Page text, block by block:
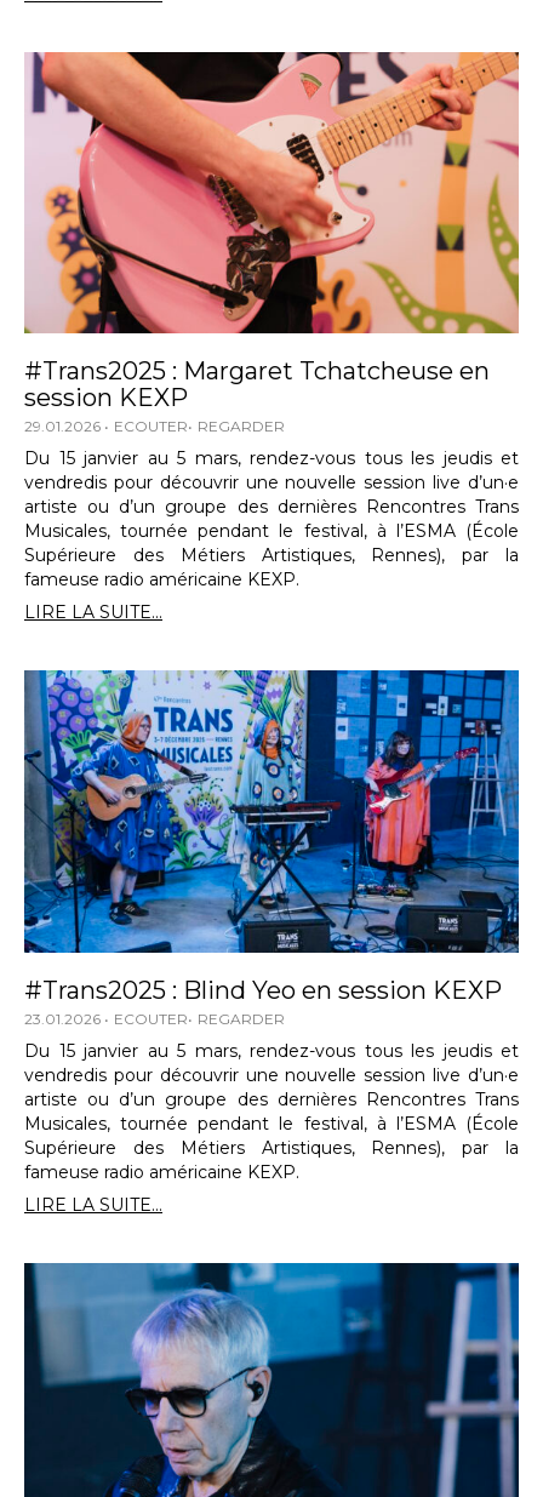
#Trans2025 : Margaret Tchatcheuse en
session KEXP
29.01.2026 ECOUTER REGARDER
Du 15 janvier au 5 mars, rendez-vous tous les jeudis et
vendredis pour découvrir une nouvelle session live d’un·e
artiste ou d’un groupe des dernières Rencontres Trans
Musicales, tournée pendant le festival, à l’ESMA (École
Supérieure des Métiers Artistiques, Rennes), par la
fameuse radio américaine KEXP.
LIRE LA SUITE...
#Trans2025 : Blind Yeo en session KEXP
23.01.2026 ECOUTER REGARDER
Du 15 janvier au 5 mars, rendez-vous tous les jeudis et
vendredis pour découvrir une nouvelle session live d’un·e
artiste ou d’un groupe des dernières Rencontres Trans
Musicales, tournée pendant le festival, à l’ESMA (École
Supérieure des Métiers Artistiques, Rennes), par la
fameuse radio américaine KEXP.
LIRE LA SUITE...